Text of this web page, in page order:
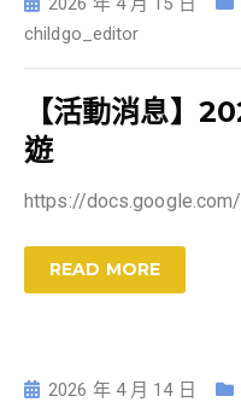
childgo_editor
【活動消息】
遊
https://
READ MORE
2026 年 4 月 14 日